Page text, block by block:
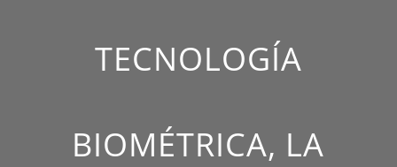
TECNOLOGÍA
BIOMÉTRICA, LA